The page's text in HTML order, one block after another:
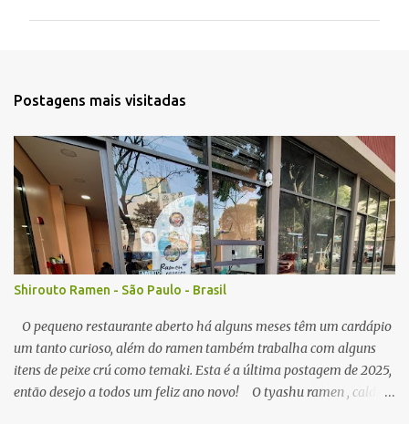
r
i
o
s
Postagens mais visitadas
Shirouto Ramen - São Paulo - Brasil
O pequeno restaurante aberto há alguns meses têm um cardápio
um tanto curioso, além do ramen também trabalha com alguns
itens de peixe crú como temaki. Esta é a última postagem de 2025,
então desejo a todos um feliz ano novo! O tyashu ramen , caldo